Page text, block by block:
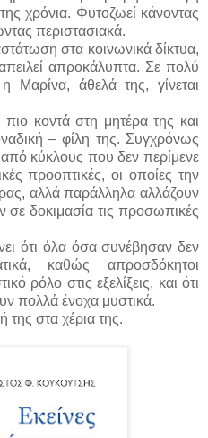
χρόνια. Φυτοζωεί κάνοντας
περιστασιακά.
στα κοινωνικά δίκτυα,
απροκάλυπτα. Σε πολύ
Μαρίνα, άθελά της, γίνεται
κοντά στη μητέρα της και
– φίλη της. Συγχρόνως
κύκλους που δεν περίμενε
προοπτικές, οι οποίες την
αλλά παράλληλα αλλάζουν
σε δοκιμασία τις προσωπικές
ότι όλα όσα συνέβησαν δεν
καθώς απροσδόκητοι
ρόλο στις εξελίξεις, και ότι
πολλά ένοχα μυστικά.
της στα χέρια της.